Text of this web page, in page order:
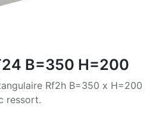
B=350 H=200
Rf2h B=350 x H=200
ressort.